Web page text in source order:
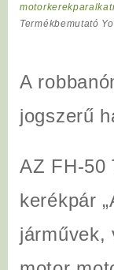
Termékbemutató
A
jogszerű
AZ FH-50
kerékpár
járművek,